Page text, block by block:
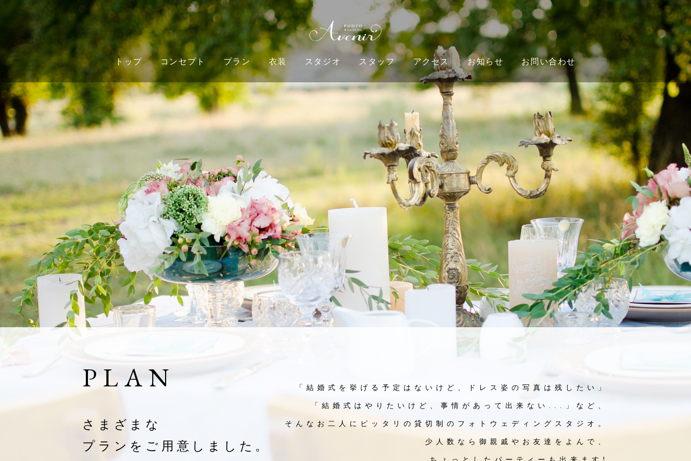
トップ コンセプト プラン 衣装 スタジオ スタッフ アクセス お知らせ お問い合わせ
PLAN
さまざまな
プランをご用意しました。
「結婚式を挙げる予定はないけど、ドレス姿の写真は残したい」
「結婚式はやりたいけど、事情があって出来ない...」など、
そんなお二人にピッタリの貸切制のフォトウェディングスタジオ。
少人数なら御親戚やお友達をよんで、